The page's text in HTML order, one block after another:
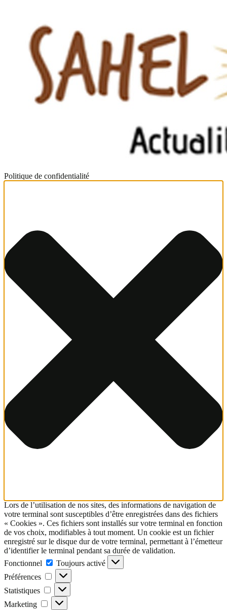
Politique de confidentialité
Lors de l’utilisation de nos sites, des informations de navigation de
votre terminal sont susceptibles d’être enregistrées dans des fichiers
« Cookies ». Ces fichiers sont installés sur votre terminal en fonction
de vos choix, modifiables à tout moment. Un cookie est un fichier
enregistré sur le disque dur de votre terminal, permettant à l’émetteur
d’identifier le terminal pendant sa durée de validation.
Fonctionnel
Fonctionnel
Toujours activé
Préférences
Préférences
Statistiques Statistiques
Marketing Marketing